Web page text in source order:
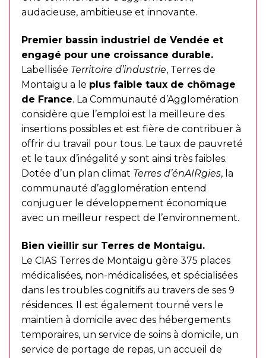
audacieuse, ambitieuse et innovante.
Premier bassin industriel de Vendée et
engagé pour une croissance durable.
Labellisée Territoire d’industrie, Terres de
Montaigu a le plus faible taux de chômage
de France. La Communauté d’Agglomération
considère que l’emploi est la meilleure des
insertions possibles et est fière de contribuer à
offrir du travail pour tous. Le taux de pauvreté
et le taux d’inégalité y sont ainsi très faibles.
Dotée d’un plan climat Terres d’énAIRgies, la
communauté d’agglomération entend
conjuguer le développement économique
avec un meilleur respect de l’environnement.
Bien vieillir sur Terres de Montaigu.
Le CIAS Terres de Montaigu gère 375 places
médicalisées, non-médicalisées, et spécialisées
dans les troubles cognitifs au travers de ses 9
résidences. Il est également tourné vers le
maintien à domicile avec des hébergements
temporaires, un service de soins à domicile, un
service de portage de repas, un accueil de